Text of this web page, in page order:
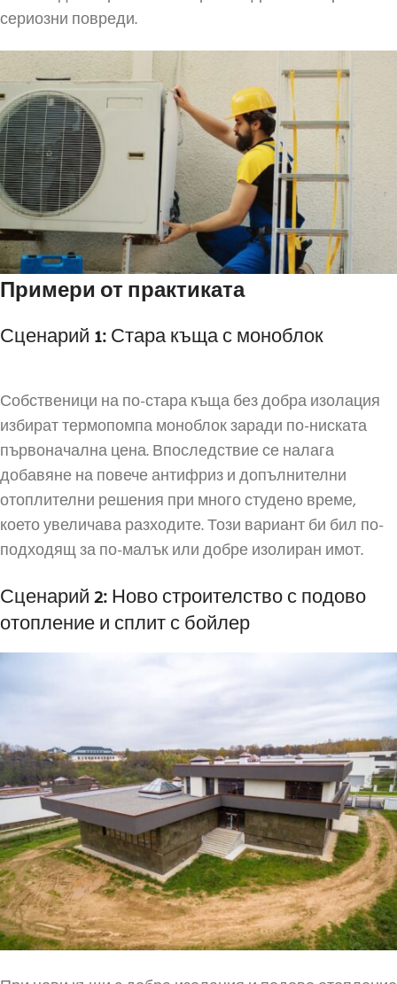
сериозни повреди.
Примери от практиката
Сценарий 1: Стара къща с моноблок
Собственици на по-стара къща без добра изолация
избират термопомпа моноблок заради по-ниската
първоначална цена. Впоследствие се налага
добавяне на повече антифриз и допълнителни
отоплителни решения при много студено време,
което увеличава разходите. Този вариант би бил по-
подходящ за по-малък или добре изолиран имот.
Сценарий 2: Ново строителство с подово
отопление и сплит с бойлер